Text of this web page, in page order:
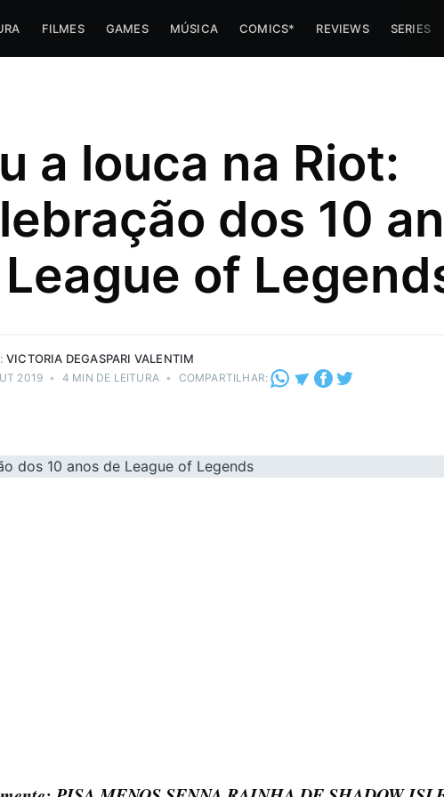
FILMES GAMES MÚSICA COMICS* REVIEWS SERIES
a louca na Riot:
dos 10
of
que o senpai
pergunte sobre
sou
e posso
sobre esses
VICTORIA DEGASPARI VALENTIM
2019 • 4 MIN DE LEITURA • COMPARTILHAR: